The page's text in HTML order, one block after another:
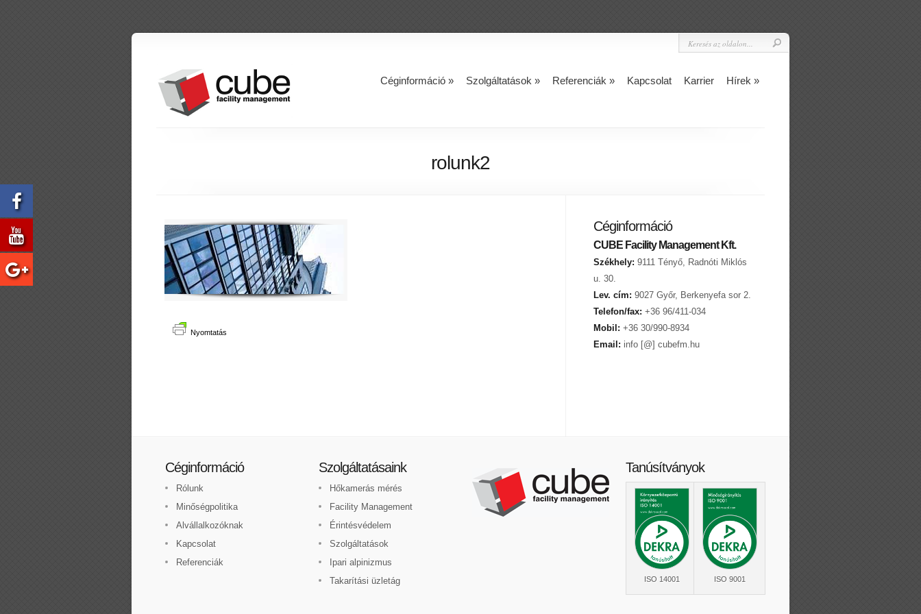
Céginformáció » Szolgáltatások » Referenciák » Kapcsolat Karrier Hírek »
rolunk2
Nyomtatás
Céginformáció
CUBE Facility Management Kft.
Székhely: 9111 Tényő, Radnóti Miklós
u. 30.
Lev. cím: 9027 Győr, Berkenyefa sor 2.
Telefon/fax: +36 96/411-034
Mobil: +36 30/990-8934
Email: info [@] cubefm.hu
Céginformáció
Rólunk
Minőségpolitika
Alvállalkozóknak
Kapcsolat
Referenciák
Szolgáltatásaink
Hőkamerás mérés
Facility Management
Érintésvédelem
Szolgáltatások
Ipari alpinizmus
Takarítási üzletág
Tanúsítványok
ISO 14001 ISO 9001